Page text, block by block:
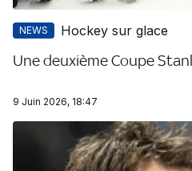
NEWS Hockey sur glace
Une deuxième Coupe
9 Juin 2026, 18:47